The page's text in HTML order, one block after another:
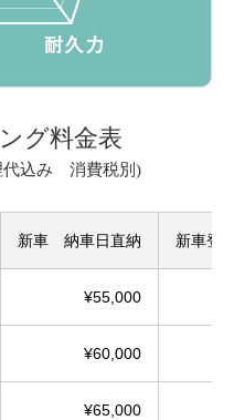
グ料金表
代込み 消費税別)
新車 納車日直納 新車登
¥55,000
¥60,000
¥65,000